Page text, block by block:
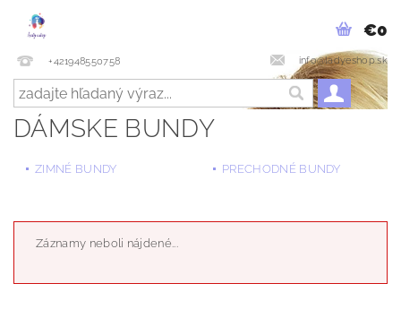
+421948550758 info@ladyeshop.sk
€0
DÁMSKE BUNDY
ZIMNÉ BUNDY PRECHODNÉ BUNDY
Záznamy neboli nájdené...